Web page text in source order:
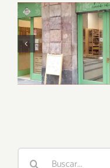
Viva la vida
Buscar: